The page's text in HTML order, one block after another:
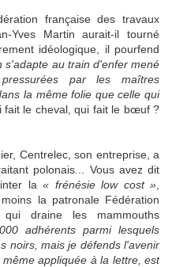
française des travaux
Yves Martin aurait-il tourné
idéologique, il pourfend
s'adapte au train d'enfer mené
par les maîtres
la même folie que celle qui
fait le cheval, qui fait le bœuf ?
Centrelec, son entreprise, a
polonais... Vous avez dit
la« frénésie low cost »
la patronale Fédération
draine les mammouths
adhérents parmi lesquels
noirs, mais je défends l'avenir
appliquée à la lettre, est